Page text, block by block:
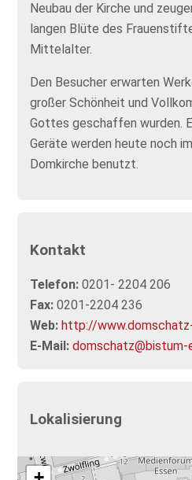
Neubau der Kirche und
langen Blüte des
Mittelalter.
Den Besucher erwarten
großer Schönheit und
Gottes geschaffen wurden.
Geräte werden heute noch
Domkirche benutzt.
Kontakt
Telefon: 0201- 2204 206
Fax: 0201-2204 236
Web: http://
E-Mail: domschatz@bistum-
Lokalisierung